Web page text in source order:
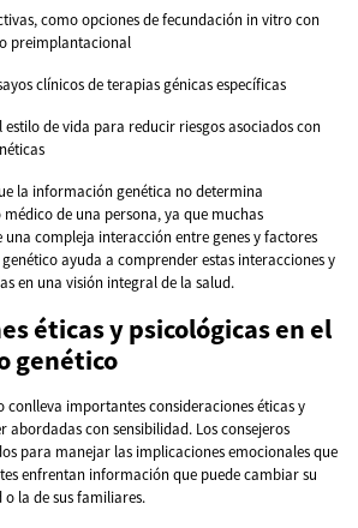
como opciones de fecundación in vitro con
preimplantacional
clínicos de terapias génicas específicas
estilo de vida para reducir riesgos asociados con
la información genética no determina
de una persona, ya que muchas
una compleja interacción entre genes y factores
ayuda a comprender estas interacciones y
en una visión integral de la salud.
éticas y psicológicas en el
genético
conlleva importantes consideraciones éticas y
abordadas con sensibilidad. Los consejeros
para manejar las implicaciones emocionales que
enfrentan información que puede cambiar su
o la de sus familiares.